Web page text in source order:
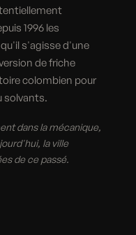
1996 les
s'agisse d'une
de friche
colombien pour
solvants.
dans la mécanique,
la ville
de ce passé.